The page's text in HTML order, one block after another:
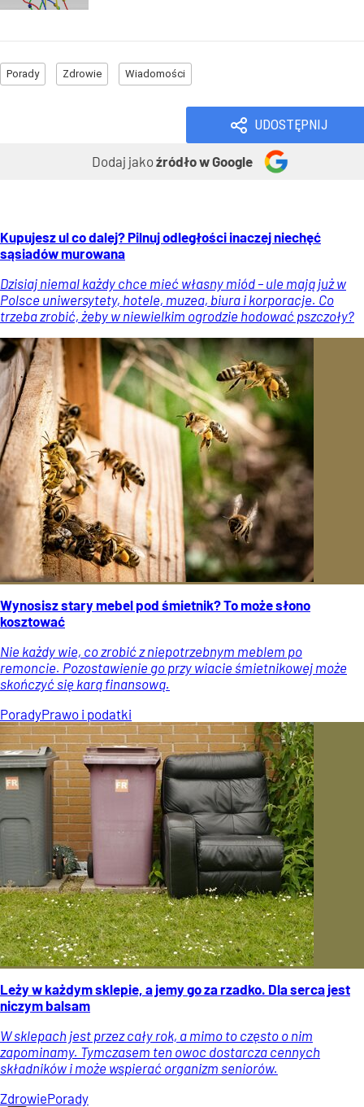
Porady Zdrowie Wiadomości
UDOSTĘPNIJ
Dodaj jakoźródło w Google
Kupujesz ul co dalej? Pilnuj odległości inaczej niechęć
sąsiadów murowana
Dzisiaj niemal każdy chce mieć własny miód – ule mają już w
Polsce uniwersytety, hotele, muzea, biura i korporacje. Co
trzeba zrobić, żeby w niewielkim ogrodzie hodować pszczoły?
Wynosisz stary mebel pod śmietnik? To może słono
kosztować
Nie każdy wie, co zrobić z niepotrzebnym meblem po
remoncie. Pozostawienie go przy wiacie śmietnikowej może
skończyć się karą finansową.
PoradyPrawo i podatki
Leży w każdym sklepie, a jemy go za rzadko. Dla serca jest
niczym balsam
W sklepach jest przez cały rok, a mimo to często o nim
zapominamy. Tymczasem ten owoc dostarcza cennych
składników i może wspierać organizm seniorów.
ZdrowiePorady